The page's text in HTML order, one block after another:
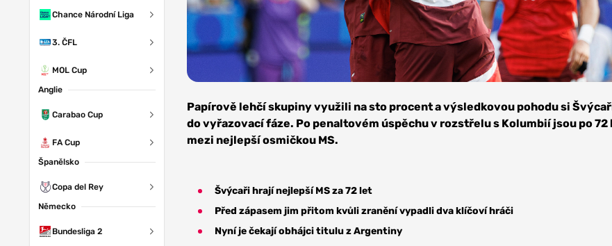
Chance Národní Liga
3. ČFL
MOL Cup
Anglie
Carabao Cup
FA Cup
Španělsko
Copa del Rey
Německo
Bundesliga 2
Depositphotos
Papírově lehčí skupiny využili na sto procent a výsledkovou pohodu si
do vyřazovací fáze. Po penaltovém úspěchu v rozstřelu s Kolumbií jsou po 72
mezi nejlepší osmičkou MS.
Švýcaři hrají nejlepší MS za 72 let
Před zápasem jim přitom kvůli zranění vypadli dva klíčoví hráči
Nyní je čekají obhájci titulu z Argentiny